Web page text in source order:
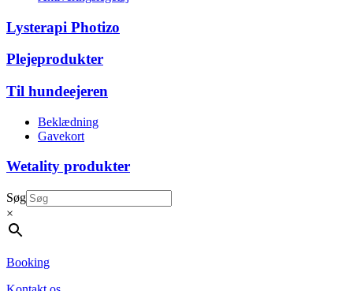
Lysterapi Photizo
Plejeprodukter
Til hundeejeren
Beklædning
Gavekort
Wetality produkter
Søg
×
Booking